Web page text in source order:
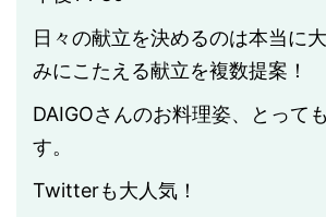
日々の献立を決めるのは本当に
みにこたえる献立を複数提案！
DAIGOさんのお料理姿、とって
す。
Twitterも大人気！